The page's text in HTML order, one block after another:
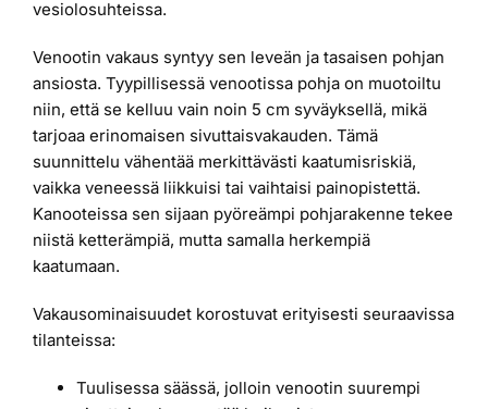
vesiolosuhteissa.
Venootin vakaus syntyy sen leveän ja tasaisen pohjan
ansiosta. Tyypillisessä venootissa pohja on muotoiltu
niin, että se kelluu vain noin 5 cm syväyksellä, mikä
tarjoaa erinomaisen sivuttaisvakauden. Tämä
suunnittelu vähentää merkittävästi kaatumisriskiä,
vaikka veneessä liikkuisi tai vaihtaisi painopistettä.
Kanooteissa sen sijaan pyöreämpi pohjarakenne tekee
niistä ketterämpiä, mutta samalla herkempiä
kaatumaan.
Vakausominaisuudet korostuvat erityisesti seuraavissa
tilanteissa:
Tuulisessa säässä, jolloin venootin suurempi